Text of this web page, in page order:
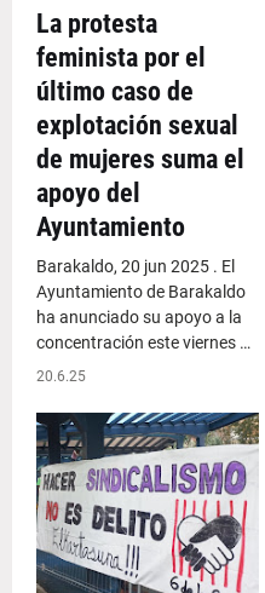
La protesta
feminista por el
último caso de
explotación sexual
de mujeres suma el
apoyo del
Ayuntamiento
Barakaldo, 20 jun 2025 . El
Ayuntamiento de Barakaldo
ha anunciado su apoyo a la
concentración este viernes …
20.6.25